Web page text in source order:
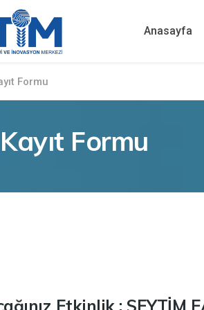
Anasayfa
Formu
Formu
Etkinlik : SEYTİM